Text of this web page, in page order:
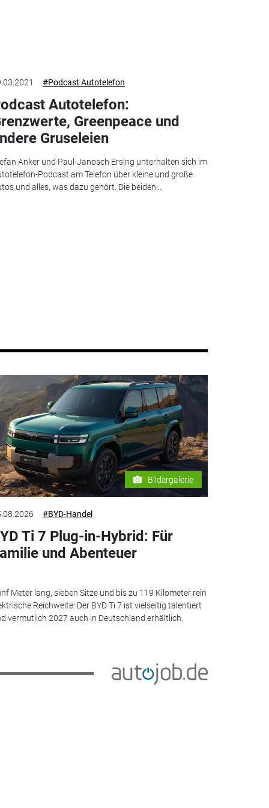
#Podcast Autotelefon
Autotelefon:
Greenpeace und
Gruseleien
Anker und Paul-Janosch Ersing unterhalten sich im
Podcast am Telefon über kleine und große
und alles, was dazu gehört. Die beiden...
Bildergalerie
#BYD-Handel
Ti 7 Plug-in-Hybrid: Für
und Abenteuer
Meter lang, sieben Sitze und bis zu 119 Kilometer rein
Reichweite: Der BYD Ti 7 ist vielseitig talentiert
vermutlich 2027 auch in Deutschland erhältlich.